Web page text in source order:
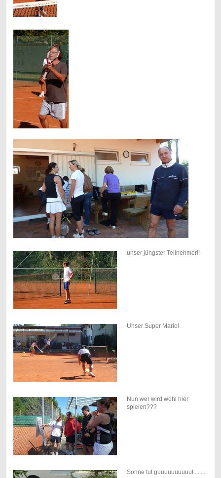
unser jüngster Teilnehmer!!
Unser Super Mario!
Nun wer wird wohl hier
spielen???
Sonne tut guuuuuuuuuut.........